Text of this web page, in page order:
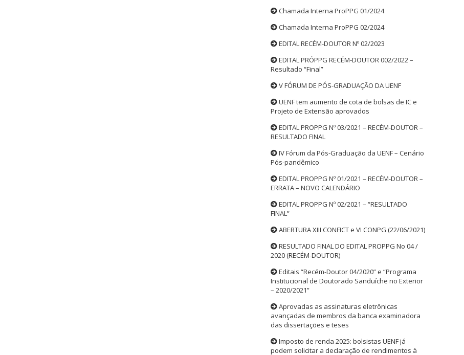
Chamada Interna ProPPG 01/2024
Chamada Interna ProPPG 02/2024
EDITAL RECÉM-DOUTOR Nº 02/2023
EDITAL PRÓPPG RECÉM-DOUTOR 002/2022 –
Resultado “Final”
V FÓRUM DE PÓS-GRADUAÇÃO DA UENF
UENF tem aumento de cota de bolsas de IC e
Projeto de Extensão aprovados
EDITAL PROPPG Nº 03/2021 – RECÉM-DOUTOR –
RESULTADO FINAL
IV Fórum da Pós-Graduação da UENF – Cenário
Pós-pandêmico
EDITAL PROPPG Nº 01/2021 – RECÉM-DOUTOR –
ERRATA – NOVO CALENDÁRIO
EDITAL PROPPG Nº 02/2021 – “RESULTADO
FINAL”
ABERTURA XIII CONFICT e VI CONPG (22/06/2021)
RESULTADO FINAL DO EDITAL PROPPG No 04 /
2020 (RECÉM-DOUTOR)
Editais “Recém-Doutor 04/2020” e “Programa
Institucional de Doutorado Sanduíche no Exterior
– 2020/2021”
Aprovadas as assinaturas eletrônicas
avançadas de membros da banca examinadora
das dissertações e teses
Imposto de renda 2025: bolsistas UENF já
podem solicitar a declaração de rendimentos à